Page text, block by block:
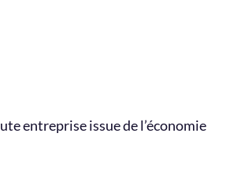
entreprise issue de l’économie